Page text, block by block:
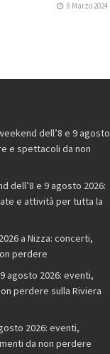
8 Marzo 2024
dell’8 e 9 agosto
e spettacoli da non
dell’8 e 9 agosto 2026:
e attività per tutta la
a Nizza: concerti,
perdere
agosto 2026: eventi,
perdere sulla Riviera
2026: eventi,
da non perdere